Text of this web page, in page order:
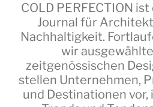
COLD PERFECTION ist
Journal für
Nachhaltigkeit.
wir
zeitgenössischen
stellen Unternehmen,
und Destinationen